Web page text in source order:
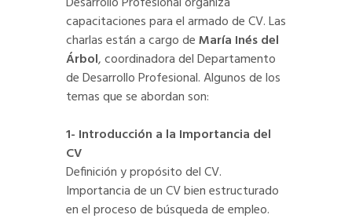
capacitaciones para el armado de CV. Las
charlas están a cargo deMaría Inés del
Árbol, coordinadora del Departamento
de Desarrollo Profesional. Algunos de los
temas que se abordan son:
1- Introducción a la Importancia del
CV
Definición y propósito del CV.
Importancia de un CV bien estructurado
en el proceso de búsqueda de empleo.